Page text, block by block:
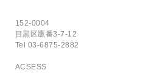
152-0004
目黒区鷹番3-7-12
Tel 03-6875-2882
ACSESS